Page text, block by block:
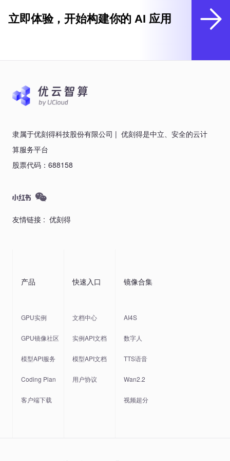
立即体验，开始构建你的 AI 应用
隶属于优刻得科技股份有限公司 | 优刻得是中立、安全的云计
算服务平台
股票代码：688158
友情链接 : 优刻得
产品
GPU实例
GPU镜像社区
模型API服务
Coding Plan
客户端下载
快速入口
文档中心
实例API文档
模型API文档
用户协议
镜像合集
AI4S
数字人
TTS语音
Wan2.2
视频超分